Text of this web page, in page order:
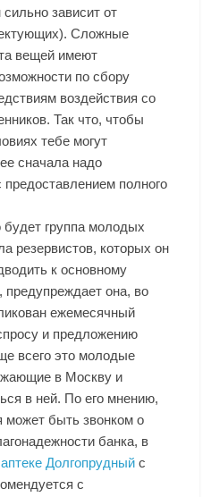
зависит от
Сложные
вещей имеют
по сбору
воздействия со
Так что, чтобы
тебе могут
сначала надо
предоставлением полного
будет группа молодых
резервистов, которых он
к основному
она, во
ежемесячный
и предложению
всего это молодые
в Москву и
в ней. По его мнению,
может быть звонком о
банка, в
Долгопрудный с
с